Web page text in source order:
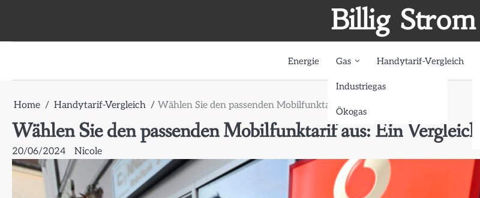
Billig Strom
Energie Gas
Industriegas
Ökogas
Handytarif-Vergleich
Home Handytarif-Vergleich Wählen Sie den passenden Mobilfunktarif aus: Ein Vergleich
Wählen Sie den passenden Mobilfunktarif aus: Ein Vergleich
20/06/2024 Nicole